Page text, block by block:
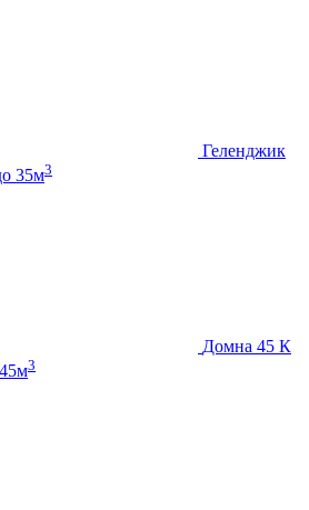
Геленджик
35м3
Домна 45 К
3